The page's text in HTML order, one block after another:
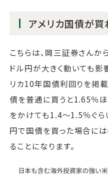
アメリカ国債が買
こちらは、岡三証券さんか
ドル円が大きく動いても影
リカ10年国債利回りを掲
債を普通に買うと1.65％ほ
をかけても1.4～1.5％ぐら
円で国債を買った場合に
ることになります。